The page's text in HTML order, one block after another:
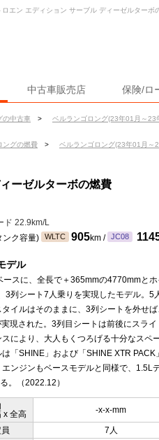
中古車販売店 保険/ロ
の中古車 > ベルランゴロング(23年01月～23
ングの燃費 > ベルランゴロング(23年01月～
ロエン エディション サーブル ディーゼルター
ーゼルターボの燃費
22.9km/L
ンク容量) WLTC 905km / JC08
デル
スに、全長で＋365mmの4770mmと
列シート7人乗りを実現したモデル。5
イルはそのままに、3列シートを外せ
現された。3列目シートは前後にスライ
により、大人もくつろげる十分なスペ
「SHINE」および「SHINE XTR PACK
ンジンもベースモデルと同様で、1.5L
。（2022.12）
x 全高
-x-x-mm
7人